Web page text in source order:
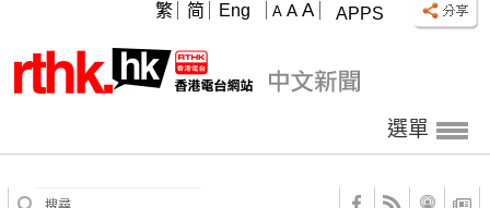
APPS
A A A
繁 简 Eng
選單
S